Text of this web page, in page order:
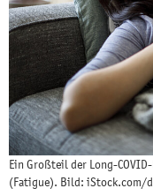
Ein Großteil der Long-
(Fatigue). Bild: iStock.com/